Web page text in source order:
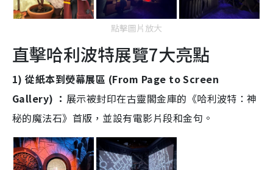
點擊圖片放大
直擊哈利波特展覽7大亮點
1) 從紙本到熒幕展區 (From Page to Screen
Gallery) ： 展示被封印在古靈閣金庫的《哈利波特：神
秘的魔法石》首版，並設有電影片段和金句。